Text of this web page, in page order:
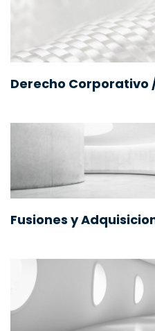
Derecho Corporativo
Fusiones y